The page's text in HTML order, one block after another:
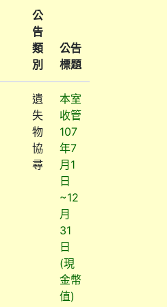
公
告
類
別
公告
標題
遺
失
物
協
尋
本室
收管
107
年7
月1
日
~12
月
31
日
(現
金幣
值)